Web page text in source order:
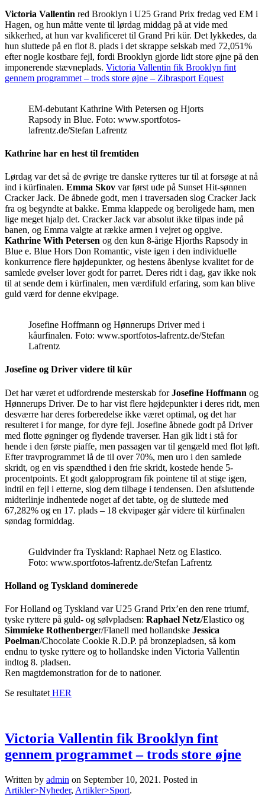
Victoria Vallentin red Brooklyn i U25 Grand Prix fredag ved EM i
Hagen, og hun måtte vente til lørdag middag på at vide med
sikkerhed, at hun var kvalificeret til Grand Pri kür. Det lykkedes, da
hun sluttede på en flot 8. plads i det skrappe selskab med 72,051%
efter nogle kostbare fejl, fordi Brooklyn gjorde lidt store øjne på den
imponerende stævneplads. Victoria Vallentin fik Brooklyn fint
gennem programmet – trods store øjne – Zibrasport Equest
EM-debutant Kathrine With Petersen og Hjorts
Rapsody in Blue. Foto: www.sportfotos-
lafrentz.de/Stefan Lafrentz
Kathrine har en hest til fremtiden
Lørdag var det så de øvrige tre danske rytteres tur til at forsøge at nå
ind i kürfinalen. Emma Skov var først ude på Sunset Hit-sønnen
Cracker Jack. De åbnede godt, men i traversaden slog Cracker Jack
fra og begyndte at bakke. Emma klappede og beroligede ham, men
lige meget hjalp det. Cracker Jack var absolut ikke tilpas inde på
banen, og Emma valgte at række armen i vejret og opgive.
Kathrine With Petersen og den kun 8-årige Hjorths Rapsody in
Blue e. Blue Hors Don Romantic, viste igen i den individuelle
konkurrence flere højdepunkter, og hestens åbenlyse kvalitet for de
samlede øvelser lover godt for parret. Deres ridt i dag, gav ikke nok
til at sende dem i kürfinalen, men værdifuld erfaring, som kan blive
guld værd for denne ekvipage.
Josefine Hoffmann og Hønnerups Driver med i
kåurfinalen. Foto: www.sportfotos-lafrentz.de/Stefan
Lafrentz
Josefine og Driver videre til kür
Det har været et udfordrende mesterskab forJosefine Hoffmann og
Hønnerups Driver. De to har vist flere højdepunkter i deres ridt, men
desværre har deres forberedelse ikke været optimal, og det har
resulteret i for mange, for dyre fejl. Josefine åbnede godt på Driver
med flotte øgninger og flydende traverser. Han gik lidt i stå for
hende i den første piaffe, men passagen var til gengæld med flot løft.
Efter travprogrammet lå de til over 70%, men uro i den samlede
skridt, og en vis spændthed i den frie skridt, kostede hende 5-
procentpoints. Et godt galopprogram fik pointene til at stige igen,
indtil en fejl i etterne, slog dem tilbage i tendensen. Den afsluttende
midterlinje indhentede noget af det tabte, og de sluttede med
67,282% og en 17. plads – 18 ekvipager går videre til kürfinalen
søndag formiddag.
Guldvinder fra Tyskland: Raphael Netz og Elastico.
Foto: www.sportfotos-lafrentz.de/Stefan Lafrentz
Holland og Tyskland dominerede
For Holland og Tyskland var U25 Grand Prix’en den rene triumf,
tyske ryttere på guld- og sølvpladsen: Raphael Netz/Elastico og
Simmieke Rothenberger/Flanell med hollandske Jessica
Poelman/Chocolate Cookie R.D.P. på bronzepladsen, så kom
endnu to tyske ryttere og to hollandske inden Victoria Vallentin
indtog 8. pladsen.
Ren magtdemonstration for de to nationer.
Se resultatet HER
Victoria Vallentin fik Brooklyn fint
gennem programmet – trods store øjne
Written by admin on September 10, 2021 . Posted in
Artikler>Nyheder, Artikler>Sport.